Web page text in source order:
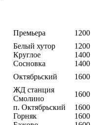
Премьера
1200
Белый хутор
1200
Круглое
1400
Сосновка
1400
Октябрьский 1600
ЖД станция
Смолино
1600
п. Октябрьский
1600
Горняк
1600